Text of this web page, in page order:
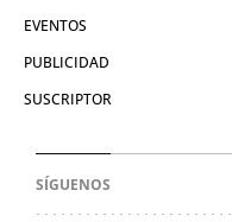
EVENTOS
PUBLICIDAD
SUSCRIPTOR
SÍGUENOS